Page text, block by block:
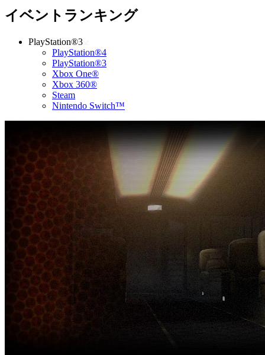
イベントランキング
PlayStation®3
PlayStation®4
PlayStation®3
Xbox One®
Xbox 360®
Steam
Nintendo Switch™